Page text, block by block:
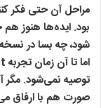
مراحل آن حتی فکر
بود. ایده‌ها هنوز
شود، چه بسا در
توصیه نمی‌شود. مگر
صورت هم با ارفاق